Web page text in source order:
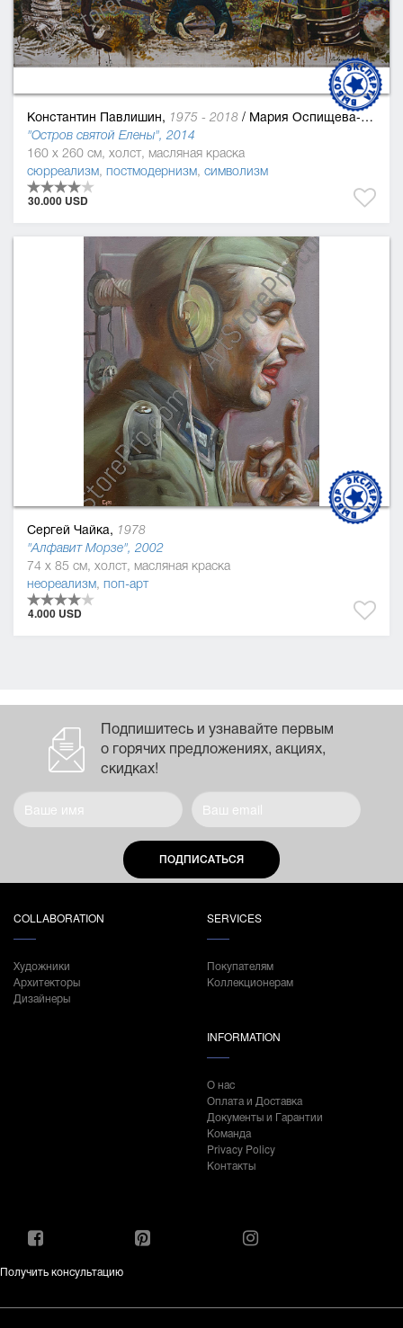
Константин Павлишин, 1975 - 2018 / Мария Оспищева-Павлишин
"Остров святой Елены", 2014
160 x 260 см, холст, масляная краска
сюрреализм, постмодернизм, символизм
30.000 USD
Сергей Чайка, 1978
"Алфавит Морзе", 2002
74 x 85 см, холст, масляная краска
неореализм, поп-арт
4.000 USD
Подпишитесь и узнавайте первым
о горячих предложениях, акциях,
скидках!
ПОДПИСАТЬСЯ
COLLABORATION
Художники
Архитекторы
Дизайнеры
SERVICES
Покупателям
Коллекционерам
INFORMATION
О нас
Оплата и Доставка
Документы и Гарантии
Команда
Privacy Policy
Контакты
Получить консультацию